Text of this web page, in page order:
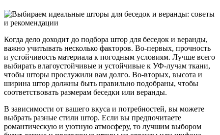
Когда дело доходит до подбора штор для беседок и веранды,
важно учитывать несколько факторов. Во-первых, прочность
и устойчивость материала к погодным условиям. Лучше всего
выбирать влагоустойчивые и устойчивые к УФ-лучам ткани,
чтобы шторы прослужили вам долго. Во-вторых, высота и
ширина штор должны быть правильно подобраны, чтобы
соответствовать размерам беседки или веранды.
В зависимости от вашего вкуса и потребностей, вы можете
выбрать разные стили штор. Если вы предпочитаете
романтическую и уютную атмосферу, то лучшим выбором